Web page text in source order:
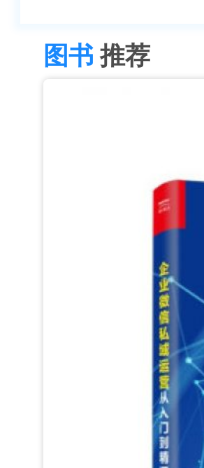
图书推荐